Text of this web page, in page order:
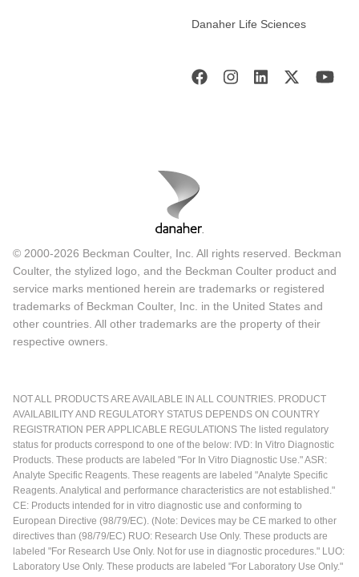
Danaher Life Sciences
© 2000-2026 Beckman Coulter, Inc. All rights reserved. Beckman
Coulter, the stylized logo, and the Beckman Coulter product and
service marks mentioned herein are trademarks or registered
trademarks of Beckman Coulter, Inc. in the United States and
other countries. All other trademarks are the property of their
respective owners.
NOT ALL PRODUCTS ARE AVAILABLE IN ALL COUNTRIES. PRODUCT
AVAILABILITY AND REGULATORY STATUS DEPENDS ON COUNTRY
REGISTRATION PER APPLICABLE REGULATIONS The listed regulatory
status for products correspond to one of the below: IVD: In Vitro Diagnostic
Products. These products are labeled "For In Vitro Diagnostic Use." ASR:
Analyte Specific Reagents. These reagents are labeled "Analyte Specific
Reagents. Analytical and performance characteristics are not established."
CE: Products intended for in vitro diagnostic use and conforming to
European Directive (98/79/EC). (Note: Devices may be CE marked to other
directives than (98/79/EC) RUO: Research Use Only. These products are
labeled "For Research Use Only. Not for use in diagnostic procedures." LUO:
Laboratory Use Only. These products are labeled "For Laboratory Use Only."